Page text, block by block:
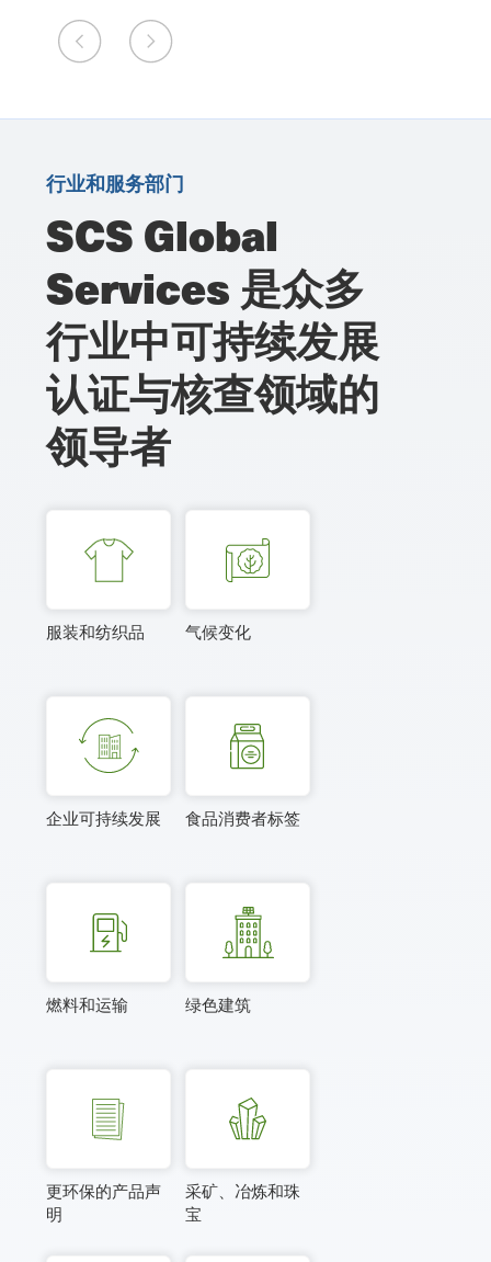
行业和服务部门
SCS Global
Services 是众多
行业中可持续发展
认证与核查领域的
领导者
服装和纺织品 气候变化
企业可持续发展 食品消费者标签
燃料和运输 绿色建筑
更环保的产品声
明
采矿、冶炼和珠
宝